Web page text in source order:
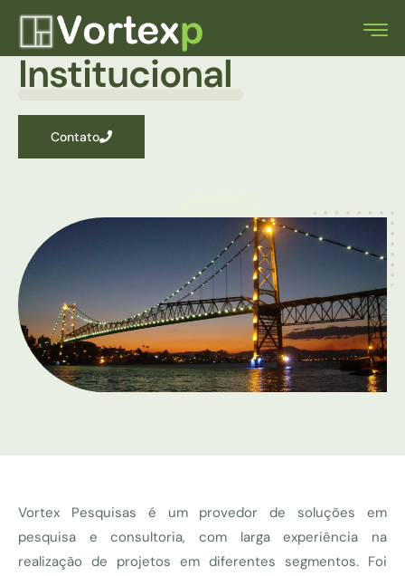
Institucional
Contato
Vortex Pesquisas é um provedor de soluções em
pesquisa e consultoria, com larga experiência na
realização de projetos em diferentes segmentos. Foi